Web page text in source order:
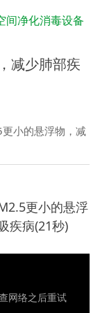
间净化消毒设备
减少肺部疾
小的悬浮物，减
更小的悬浮
疾病(21秒)